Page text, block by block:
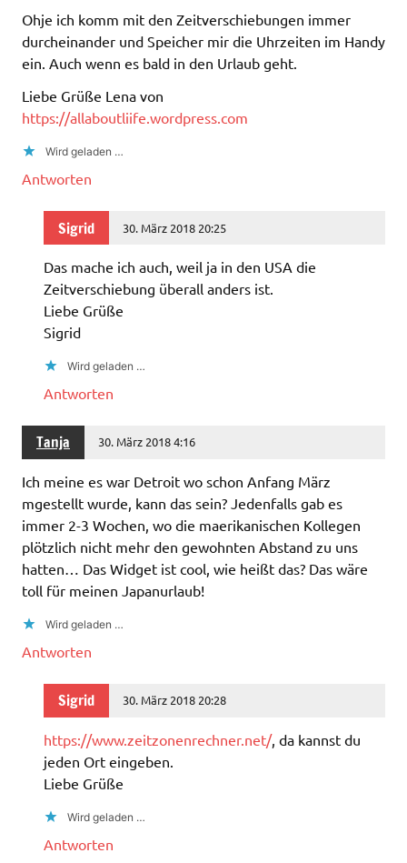
Ohje ich komm mit den Zeitverschiebungen immer
durcheinander und Speicher mir die Uhrzeiten im Handy
ein. Auch wenn es bald in den Urlaub geht.
Liebe Grüße Lena von
https://allaboutliife.wordpress.com
Wird geladen …
Antworten
Sigrid 30. März 2018 20:25
Das mache ich auch, weil ja in den USA die
Zeitverschiebung überall anders ist.
Liebe Grüße
Sigrid
Wird geladen …
Antworten
Tanja 30. März 2018 4:16
Ich meine es war Detroit wo schon Anfang März
mgestellt wurde, kann das sein? Jedenfalls gab es
immer 2-3 Wochen, wo die maerikanischen Kollegen
plötzlich nicht mehr den gewohnten Abstand zu uns
hatten… Das Widget ist cool, wie heißt das? Das wäre
toll für meinen Japanurlaub!
Wird geladen …
Antworten
Sigrid 30. März 2018 20:28
https://www.zeitzonenrechner.net/, da kannst du
jeden Ort eingeben.
Liebe Grüße
Wird geladen …
Antworten